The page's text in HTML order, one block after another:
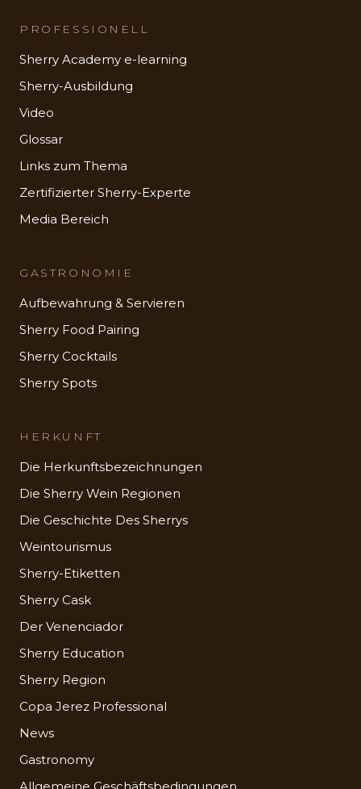
PROFESSIONELL
Sherry Academy e-learning
Sherry-Ausbildung
Video
Glossar
Links zum Thema
Zertifizierter Sherry-Experte
Media Bereich
GASTRONOMIE
Aufbewahrung & Servieren
Sherry Food Pairing
Sherry Cocktails
Sherry Spots
HERKUNFT
Die Herkunftsbezeichnungen
Die Sherry Wein Regionen
Die Geschichte Des Sherrys
Weintourismus
Sherry-Etiketten
Sherry Cask
Der Venenciador
Sherry Education
Sherry Region
Copa Jerez Professional
News
Gastronomy